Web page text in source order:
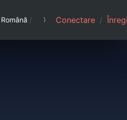
Română / Conectare /